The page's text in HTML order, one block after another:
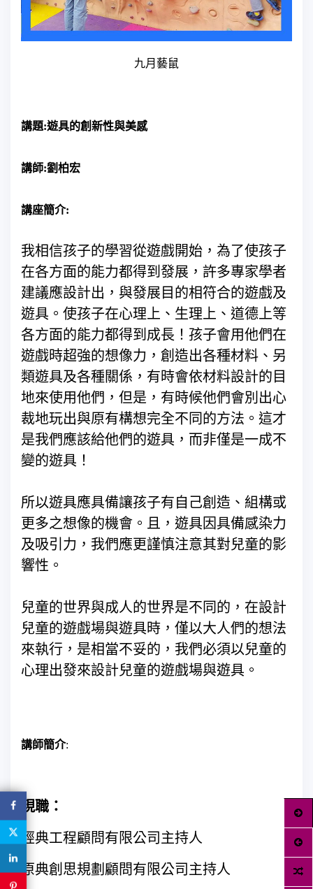
九月藝鼠
講題:遊具的創新性與美感
講師:劉柏宏
講座簡介:
我相信孩子的學習從遊戲開始，為了使孩子
在各方面的能力都得到發展，許多專家學者
建議應設計出，與發展目的相符合的遊戲及
遊具。使孩子在心理上、生理上、道德上等
各方面的能力都得到成長！孩子會用他們在
遊戲時超強的想像力，創造出各種材料、另
類遊具及各種關係，有時會依材料設計的目
地來使用他們，但是，有時候他們會別出心
裁地玩出與原有構想完全不同的方法。這才
是我們應該給他們的遊具，而非僅是一成不
變的遊具！
所以遊具應具備讓孩子有自己創造、組構或
更多之想像的機會。且，遊具因具備感染力
及吸引力，我們應更謹慎注意其對兒童的影
響性。
兒童的世界與成人的世界是不同的，在設計
兒童的遊戲場與遊具時，僅以大人們的想法
來執行，是相當不妥的，我們必須以兒童的
心理出發來設計兒童的遊戲場與遊具。
講師簡介:
現職：
經典工程顧問有限公司主持人
原典創思規劃顧問有限公司主持人